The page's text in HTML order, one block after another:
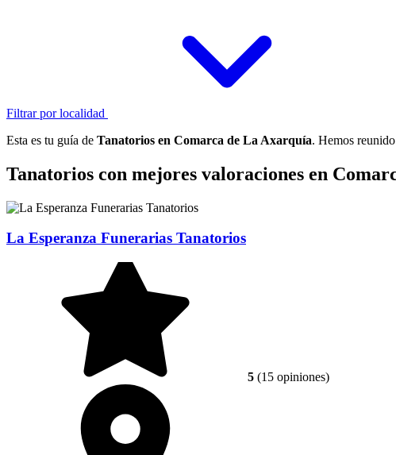
Filtrar por localidad
Esta es tu guía de Tanatorios en Comarca de La Axarquía. Hemos
Tanatorios con mejores valoraciones en
La Esperanza Funerarias Tanatorios
5 (15 opiniones)